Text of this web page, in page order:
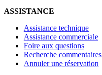
ASSISTANCE
Assistance technique
Assistance commerciale
Foire aux questions
Recherche commentaires
Annuler une réservation